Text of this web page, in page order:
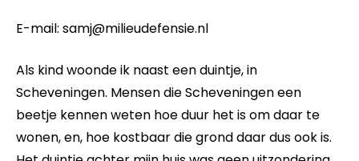
Klimaatstress
Events
Artikelen
Over Ons
E-mail: samj@milieudefensie.nl
Als kind woonde ik naast een duintje, in
Scheveningen. Mensen die Scheveningen een
beetje kennen weten hoe duur het is om daar te
wonen, en, hoe kostbaar die grond daar dus ook is.